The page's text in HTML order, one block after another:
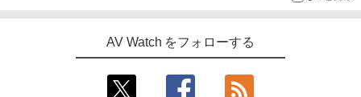
AV Watch をフォローする